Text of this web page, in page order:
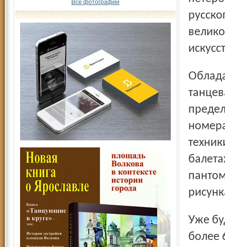
Все фотографии
Обладая неиссякаемой фантазией в сочинении
Уже будучи признанным балетмейстером, поставившим
более